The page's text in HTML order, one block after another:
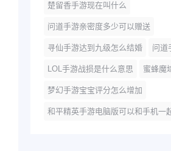
楚留香手游现在叫什么
问道手游亲密度多少可以赠送
寻仙手游达到九级怎么结婚 问道
LOL手游战损是什么意思 蜜蜂魔
梦幻手游宝宝评分怎么增加
和平精英手游电脑版可以和手机一